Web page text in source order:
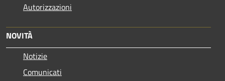
Autorizzazioni
NOVITÀ
Notizie
Comunicati